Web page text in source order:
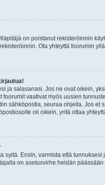
on poistanut rekisteröinnin
Ota yhteyttä foorumin
ja salasanasi. Jos ne ovat oikein,
foorumit vaativat myös uusien
sähköpostia, seuraa ohjeita. Jos
oli oikein, yritä ottaa
syitä. Ensin, varmista että
on asetusvirhe heidän päässään